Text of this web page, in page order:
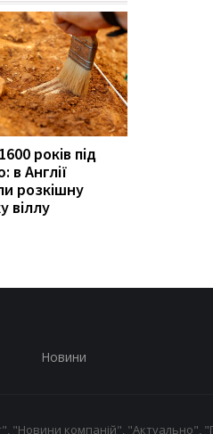
років під
в Англії
розкішну
віллу
Новини
"Новини компаній", "Актуально",